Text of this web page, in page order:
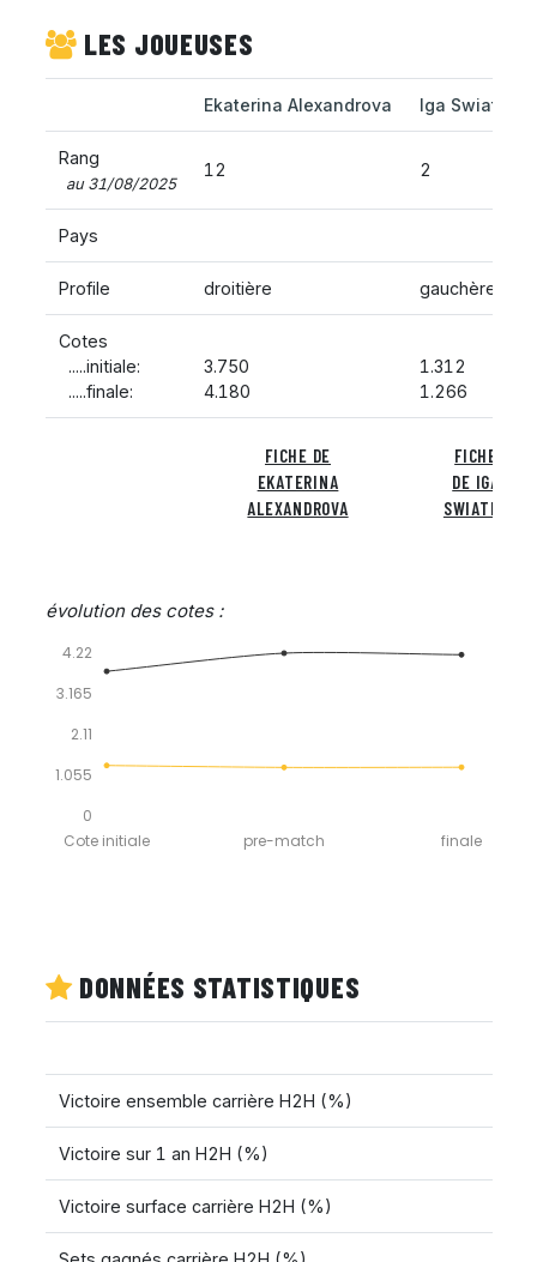
LES JOUEUSES
Ekaterina Alexandrova Iga Swiatek
Rang
au 31/08/2025
12 2
Pays
Profile droitière gauchère
Cotes
.....initiale:
.....finale:
3.750
4.180
1.312
1.266
FICHE DE
EKATERINA
ALEXANDROVA
FICHE
DE IGA
SWIATEK
évolution des cotes :
0
1.055
2.11
3.165
4.22
finale
pre-match
Cote initiale
DONNÉES STATISTIQUES
Victoire ensemble carrière H2H (%)
Victoire sur 1 an H2H (%)
Victoire surface carrière H2H (%)